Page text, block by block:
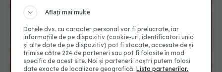
Aflați mai multe
Datele dvs. cu caracter personal vor fi prelucrate, iar
informațiile de pe dispozitiv (cookie-uri, identificatori unici
și alte date de pe dispozitiv) pot fi stocate, accesate de și
trimise către 224 de parteneri sau pot fi folosite în mod
specific de acest site. Noi și partenerii noștri putem folosi
date exacte de localizare geografică.Lista partenerilor.